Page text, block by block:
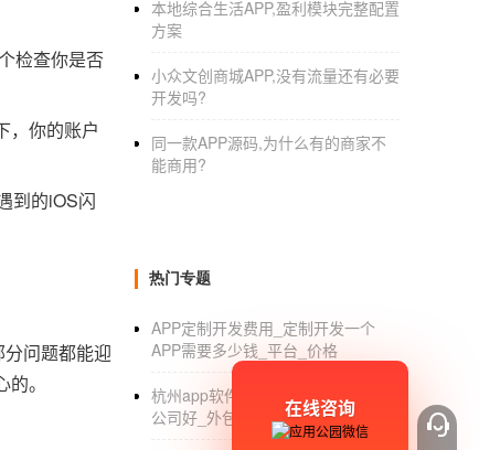
检查你是否
，你的账户
到的iOS闪
问题都能迎
。
本地综合生活APP,盈利模块完整配置
方案
小众文创商城APP,没有流量还有必要
开发吗?
同一款APP源码,为什么有的商家不
能商用?
热门专题
APP定制开发费用_定制开发一个
APP需要多少钱_平台_价格
杭州app软件开发_杭州app开发哪家
公司好_外包_价格 在线咨询